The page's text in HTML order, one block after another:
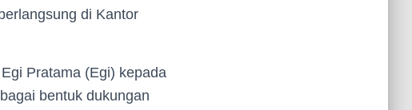
di Kantor
Pratama (Egi) kepada
bentuk dukungan